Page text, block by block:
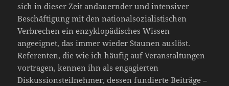
sich in dieser Zeit andauernder und intensiver
Beschäftigung mit den nationalsozialistischen
Verbrechen ein enzyklopädisches Wissen
angeeignet, das immer wieder Staunen auslöst.
Referenten, die wie ich häufig auf Veranstaltungen
vortragen, kennen ihn als engagierten
Diskussionsteilnehmer, dessen fundierte Beiträge –